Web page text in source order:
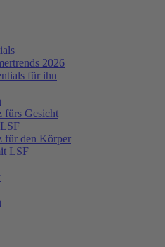
2026
für ihn
fürs Gesicht
für den Körper
LSF